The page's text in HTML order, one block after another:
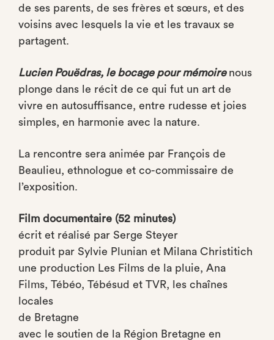
de ses parents, de ses frères et sœurs, et des
voisins avec lesquels la vie et les travaux se
partagent.
Lucien Pouëdras, le bocage pour mémoire nous
plonge dans le récit de ce qui fut un art de
vivre en autosuffisance, entre rudesse et joies
simples, en harmonie avec la nature.
La rencontre sera animée par François de
Beaulieu, ethnologue et co-commissaire de
l’exposition.
Film documentaire (52 minutes)
écrit et réalisé par Serge Steyer
produit par Sylvie Plunian et Milana Christitich
une production Les Films de la pluie, Ana
Films, Tébéo, Tébésud et TVR, les chaînes
locales
de Bretagne
avec le soutien de la Région Bretagne en